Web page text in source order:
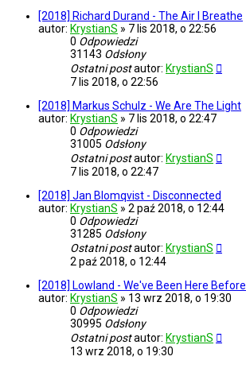
[2018] Richard Durand - The Air I Breathe
autor: KrystianS » 7 lis 2018, o 22:56
0 Odpowiedzi
31143 Odsłony
Ostatni postautor: KrystianS
7 lis 2018, o 22:56
[2018] Markus Schulz - We Are The Light
autor: KrystianS » 7 lis 2018, o 22:47
0 Odpowiedzi
31005 Odsłony
Ostatni postautor: KrystianS
7 lis 2018, o 22:47
[2018] Jan Blomqvist - Disconnected
autor: KrystianS » 2 paź 2018, o 12:44
0 Odpowiedzi
31285 Odsłony
Ostatni postautor: KrystianS
2 paź 2018, o 12:44
[2018] Lowland - We've Been Here Before
autor: KrystianS » 13 wrz 2018, o 19:30
0 Odpowiedzi
30995 Odsłony
Ostatni postautor: KrystianS
13 wrz 2018, o 19:30